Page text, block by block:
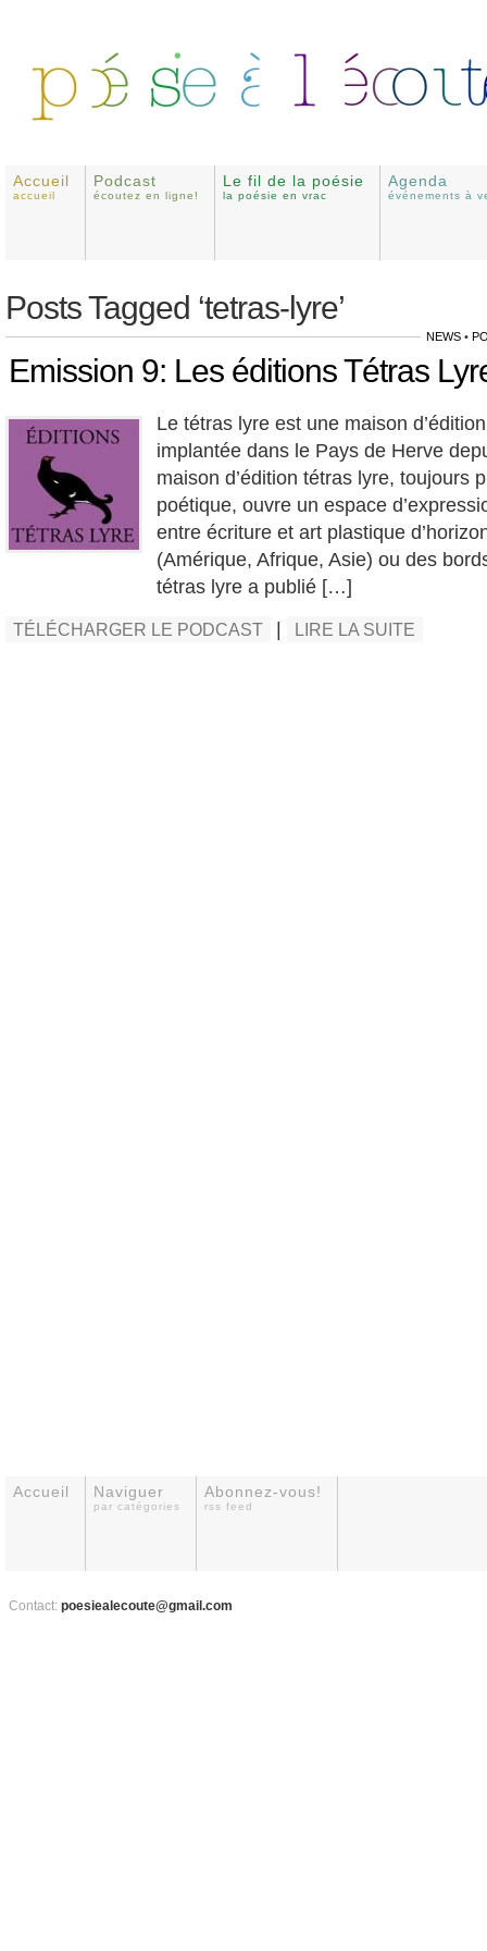
Accueil
accueil
Podcast
écoutez en ligne!
Le fil de la poésie
la poésie en vrac
Agenda
événements à
Posts Tagged ‘tetras-lyre’
NEWS •
Emission 9: Les éditions Tétras
Le tétras lyre est une maison
implantée dans le Pays de Herve
maison d’édition tétras lyre, toujours
poétique, ouvre un espace
entre écriture et art plastique
(Amérique, Afrique, Asie) ou des
tétras lyre a publié […]
TÉLÉCHARGER LE PODCAST LIRE LA SUITE
Accueil Naviguer
par catégories
Abonnez-vous!
rss feed
Contact: poesiealecoute@gmail.com